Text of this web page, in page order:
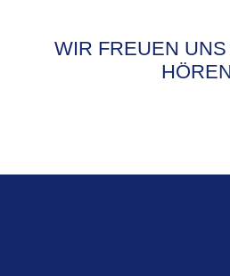
WIR FREUEN